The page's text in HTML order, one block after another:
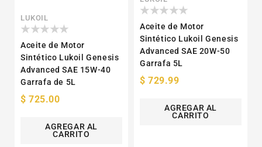
Proveedor:
LUKOIL
Aceite de Motor
Sintético Lukoil Genesis
Advanced SAE 15W-40
Garrafa de 5L
Precio
$ 725.00
AGREGAR AL
CARRITO
Aceite de Motor
Sintético Lukoil Genesis
Advanced SAE 20W-50
Garrafa 5L
Precio
$ 729.99
AGREGAR AL
CARRITO